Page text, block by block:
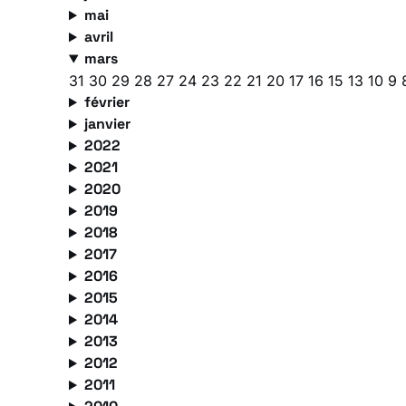
mai
avril
mars
31 30 29 28 27 24 23 22 21 20 17 16 15 13 10 9
février
janvier
2022
2021
2020
2019
2018
2017
2016
2015
2014
2013
2012
2011